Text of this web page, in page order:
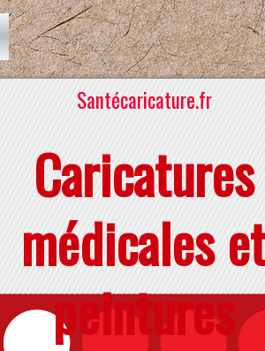
Santécaricature.fr
Caricatures
médicales
peintures